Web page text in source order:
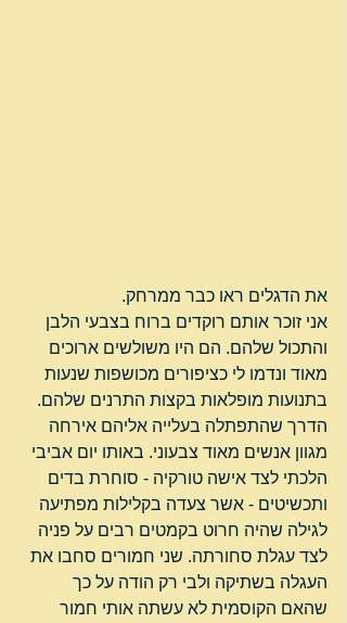
את הדגלים ראו כבר ממרחק.
אני זוכר אותם רוקדים ברוח בצבעי הלבן
והתכול שלהם. הם היו משולשים ארוכים
מאוד ונדמו לי כציפורים מכושפות שנעות
בתנועות מופלאות בקצות התרנים שלהם.
הדרך שהתפתלה בעלייה אליהם אירחה
מגוון אנשים מאוד צבעוני. באותו יום אביבי
הלכתי לצד אישה טורקיה - סוחרת בדים
ותכשיטים - אשר צעדה בקלילות מפתיעה
לגילה שהיה חרוט בקמטים רבים על פניה
לצד עגלת סחורתה. שני חמורים סחבו את
העגלה בשתיקה ולבי רק הודה על כך
שהאם הקוסמית לא עשתה אותי חמור